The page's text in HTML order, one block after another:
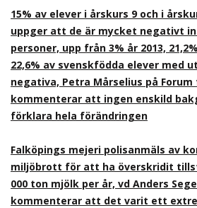
15% av elever i årskurs 9 och i
uppger att de är mycket negativt
personer, upp från 3% år 2013,
22,6% av svenskfödda elever med
negativa, Petra Mårselius på
kommenterar att ingen enskild
förklara hela förändringen
Falköpings mejeri polisanmäls av
miljöbrott för att ha överskridit
000 ton mjölk per år, vd Anders
kommenterar att det varit ett